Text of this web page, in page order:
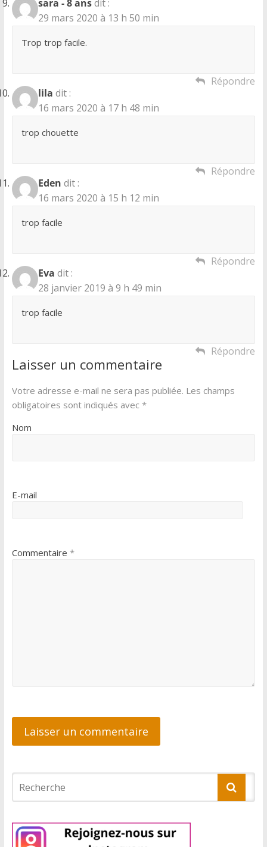
sara - 8 ansdit :
29 mars 2020 à 13 h 50 min
Trop trop facile.
Répondre
lila dit :
16 mars 2020 à 17 h 48 min
trop chouette
Répondre
Eden dit :
16 mars 2020 à 15 h 12 min
trop facile
Répondre
Eva dit :
28 janvier 2019 à 9 h 49 min
trop facile
Répondre
Laisser un commentaire
Votre adresse e-mail ne sera pas publiée. Les champs
obligatoires sont indiqués avec *
Nom
E-mail
Commentaire *